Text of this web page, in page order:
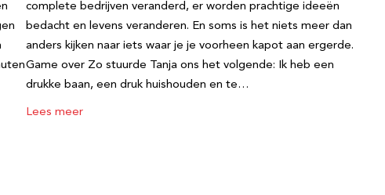
complete bedrijven veranderd, er worden prachtige ideeën
bedacht en levens veranderen. En soms is het niets meer dan
anders kijken naar iets waar je je voorheen kapot aan ergerde.
Game over Zo stuurde Tanja ons het volgende: Ik heb een
drukke baan, een druk huishouden en te…
Lees meer